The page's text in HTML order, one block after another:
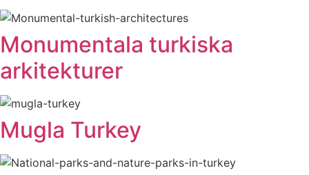
Monumentala turkiska
arkitekturer
Mugla Turkey